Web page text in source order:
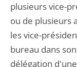
plusieurs vice-
ou de plusieurs
les vice-
bureau dans
délégation